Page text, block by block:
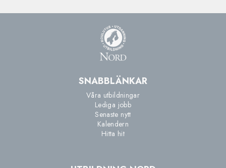
SNABBLÄNKAR
Våra utbildningar
Lediga jobb
Senaste nytt
Kalendern
Hitta hit